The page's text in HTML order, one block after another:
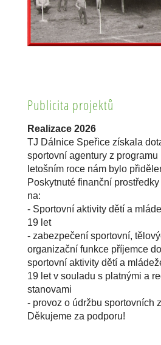
Publicita projektů
Realizace 2026
TJ Dálnice Speřice získala
sportovní agentury z
letošním roce nám bylo
Poskytnuté finanční
na:
- Sportovní aktivity dětí a
19 let
- zabezpečení sportovní,
organizační funkce příjemce
sportovní aktivity dětí a
19 let v souladu s platnými a
stanovami
- provoz o údržbu sportovních
Děkujeme za podporu!